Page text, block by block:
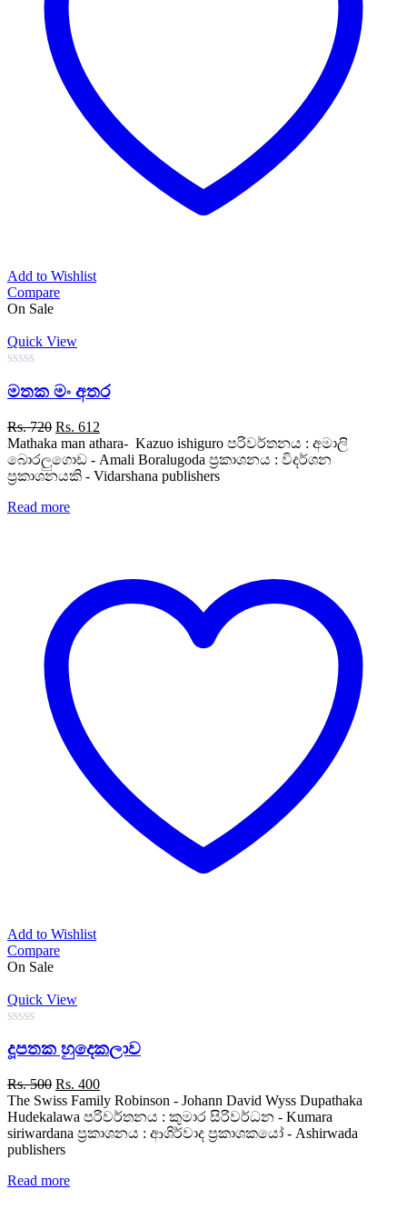
Add to Wishlist
Compare
On Sale
Quick View
out
5
මතක මං අතර
Rs.720 Original
price
was:
Rs. 720.
Rs. 612
price
is:
Rs. 612.
Mathaka man athara- Kazuo ishiguro පරිවර්තනය : අමාලි
බොරලුගොඩ - Amali Boralugoda ප්‍රකාශනය : විදර්ශන
ප්‍රකාශනයකි - Vidarshana publishers
Read more
Add to Wishlist
Compare
On Sale
Quick View
out
5
දූපතක හුදෙකලාව
Rs.500 Original
price
was:
Rs. 500.
Rs. 400Current
price
is:
Rs. 400.
The Swiss Family Robinson - Johann David Wyss Dupathaka
Hudekalawa පරිවර්තනය : කුමාර සිරිවර්ධන - Kumara
siriwardana ප්‍රකාශනය : ආශිර්වාද ප්‍රකාශකයෝ - Ashirwada
publishers
Read more